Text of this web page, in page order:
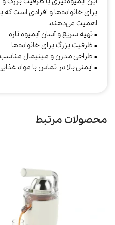
برای خانواده‌ها و افرادی است
اهمیت می‌دهند.
• تهیه سریع و آسان آبمیوه تازه
• ظرفیت بزرگ برای خانواده‌ها
• طراحی مدرن و مینیمال
• ایمنی بالا در تماس با مواد
محصولات مرتبط